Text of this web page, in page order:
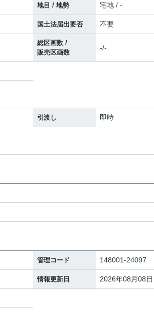
地目 / 地勢 宅地 / -
国土法届出要否 不要
総区画数 /
販売区画数
-/-
引渡し 即時
管理コード 148001-24097
情報更新日 2026年08月08日